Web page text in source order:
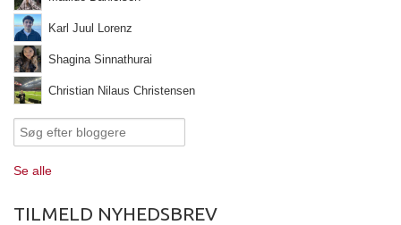
Karl Juul Lorenz
Shagina Sinnathurai
Christian Nilaus Christensen
Se alle
TILMELD NYHEDSBREV